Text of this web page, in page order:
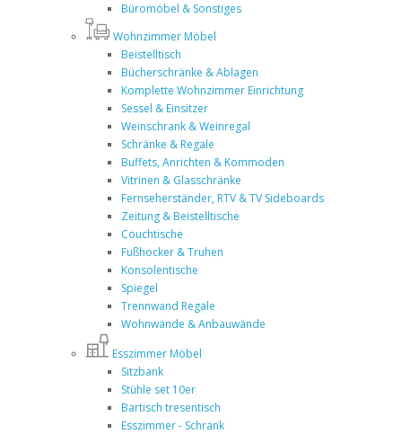
Büromöbel & Sonstiges
Wohnzimmer Möbel
Beistelltisch
Bücherschränke & Ablagen
Komplette Wohnzimmer Einrichtung
Sessel & Einsitzer
Weinschrank & Weinregal
Schränke & Regale
Buffets, Anrichten & Kommoden
Vitrinen & Glasschränke
Fernseherständer, RTV & TV Sideboards
Zeitung & Beistelltische
Couchtische
Fußhocker & Truhen
Konsolentische
Spiegel
Trennwand Regale
Wohnwände & Anbauwände
Esszimmer Möbel
Sitzbank
Stühle set 10er
Bartisch tresentisch
Esszimmer - Schrank